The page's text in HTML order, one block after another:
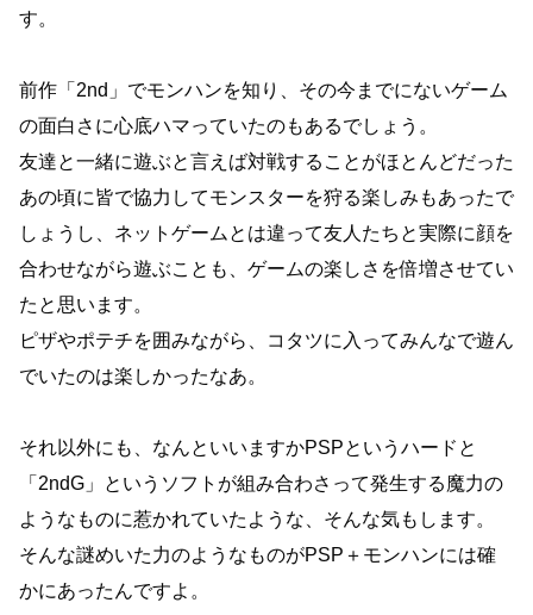
す。
前作「2nd」でモンハンを知り、その今までにないゲーム
の面白さに心底ハマっていたのもあるでしょう。
友達と一緒に遊ぶと言えば対戦することがほとんどだった
あの頃に皆で協力してモンスターを狩る楽しみもあったで
しょうし、ネットゲームとは違って友人たちと実際に顔を
合わせながら遊ぶことも、ゲームの楽しさを倍増させてい
たと思います。
ピザやポテチを囲みながら、コタツに入ってみんなで遊ん
でいたのは楽しかったなあ。
それ以外にも、なんといいますかPSPというハードと
「2ndG」というソフトが組み合わさって発生する魔力の
ようなものに惹かれていたような、そんな気もします。
そんな謎めいた力のようなものがPSP＋モンハンには確
かにあったんですよ。